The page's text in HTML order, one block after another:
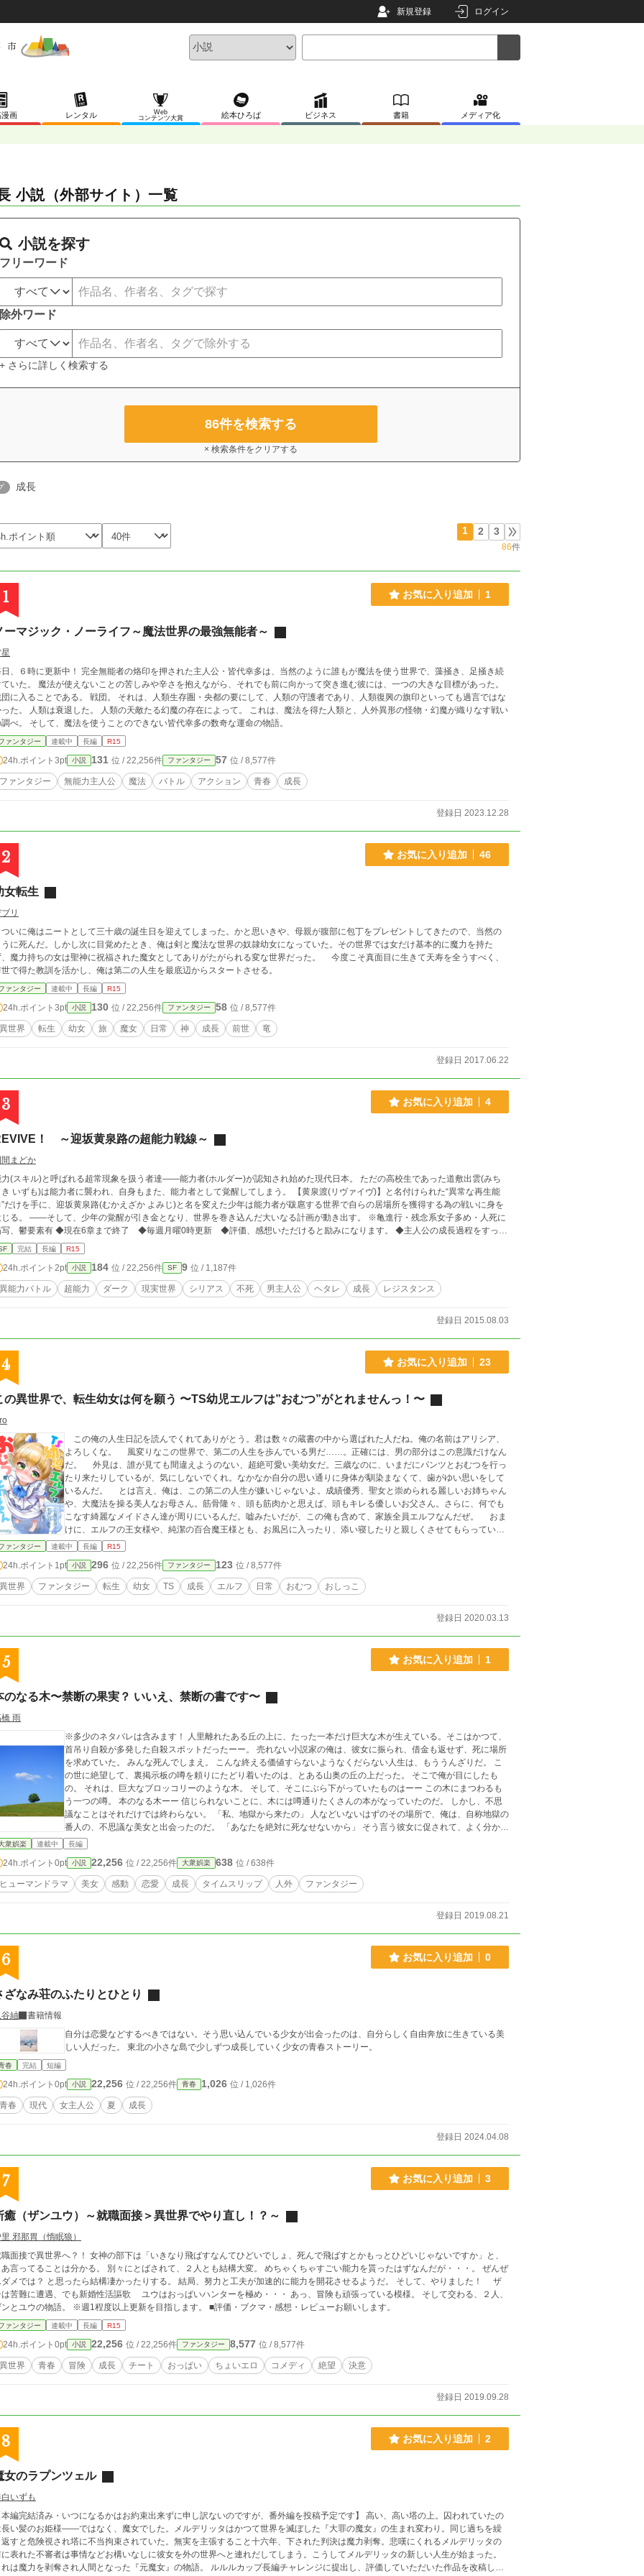
新規登録 ログイン
画 レンタル
Web
コンテンツ大賞
絵本ひろば ビジネス 書籍 メディア化
小説（外部サイト）一覧
小説を探す
フリーワード
除外ワード
+ さらに詳しく検索する
86件を検索する
× 検索条件をクリアする
成長
1 2 3
86件
1 お気に入り追加 1
ーマジック・ノーライフ～魔法世界の最強無能者～
新中！ 完全無能者の烙印を押された主人公・皆代幸多は、当然のように誰もが魔法を使う世界で、藻掻き、足掻き続
いた。 魔法が使えないことの苦しみや辛さを抱えながら、それでも前に向かって突き進む彼には、一つの大きな目標があった。
に入ることである。 戦団。 それは、人類生存圏・央都の要にして、人類の守護者であり、人類復興の旗印といっても過言ではな
。 人類は衰退した。 人類の天敵たる幻魔の存在によって。 これは、魔法を得た人類と、人外異形の怪物・幻魔が織りなす戦い
べ。 そして、魔法を使うことのできない皆代幸多の数奇な運命の物語。
ァンタジー 連載中 長編 R15
24h.ポイント 3pt 小説 131 位 / 22,256件 ファンタジー 57 位 / 8,577件
ファンタジー 無能力主人公 魔法 バトル アクション 青春 成長
登録日 2023.12.28
2 お気に入り追加 46
女転生
リ
いに俺はニートとして三十歳の誕生日を迎えてしまった。かと思いきや、母親が腹部に包丁をプレゼントしてきたので、当然の
に死んだ。しかし次に目覚めたとき、俺は剣と魔法な世界の奴隷幼女になっていた。その世界では女だけ基本的に魔力を持た
魔力持ちの女は聖神に祝福された魔女としてありがたがられる変な世界だった。 今度こそ真面目に生きて天寿を全うすべく、
で得た教訓を活かし、俺は第二の人生を最底辺からスタートさせる。
ァンタジー 連載中 長編 R15
24h.ポイント 3pt 小説 130 位 / 22,256件 ファンタジー 58 位 / 8,577件
異世界 転生 幼女 旅 魔女 日常 神 成長 前世 竜
登録日 2017.06.22
3 お気に入り追加 4
！ ～迎坂黄泉路の超能力戦線～
まどか
力(スキル)と呼ばれる超常現象を扱う者達――能力者(ホルダー)が認知され始めた現代日本。 ただの高校生であった道敷出雲(みち
いずも)は能力者に襲われ、自身もまた、能力者として覚醒してしまう。 【黄泉渡(リヴァイヴ)】と名付けられた“異常な再生能
だけを手に、迎坂黄泉路(むかえざか よみじ)と名を変えた少年は能力者が跋扈する世界で自らの居場所を獲得する為の戦いに身を
き金となり、世界を巻き込んだ大いなる計画が動き出す。 ※亀進行・残念系女子多め・人死に
写、鬱要素有 ◆現在6章まで終了 ◆毎週月曜0時更新 ◆評価、感想いただけると励みになります。 ◆主人公の成長過程をすっ飛
たい方は序章・1章・2章を読んだ後に6章まで飛ぶと大幅ショートカットになります。
完結 長編 R15
24h.ポイント 2pt 小説 184 位 / 22,256件 SF 9 位 / 1,187件
異能力バトル 超能力 ダーク 現実世界 シリアス 不死 男主人公 ヘタレ 成長 レジスタンス
登録日 2015.08.03
4 お気に入り追加 23
の異世界で、転生幼女は何を願う 〜TS幼児エルフは”おむつ”がとれませんっ！〜
この俺の人生日記を読んでくれてありがとう。君は数々の蔵書の中から選ばれた人だね。俺の名前はアリシア、
よろしくな。 風変りなこの世界で、第二の人生を歩んでいる男だ……。正確には、男の部分はこの意識だけなん
だ。 外見は、誰が見ても間違えようのない、超絶可愛い美幼女だ。三歳なのに、いまだにパンツとおむつを行っ
たり来たりしているが、気にしないでくれ。なかなか自分の思い通りに身体が馴染まなくて、歯がゆい思いをして
いるんだ。 とは言え、俺は、この第二の人生が嫌いじゃないよ。成績優秀、聖女と崇められる麗しいお姉ちゃん
や、大魔法を操る美人なお母さん。筋骨隆々、頭も筋肉かと思えば、頭もキレる優しいお父さん。さらに、何でも
こなす綺麗なメイドさん達が周りにいるんだ。嘘みたいだが、この俺も含めて、家族全員エルフなんだぜ。 おま
けに、エルフの王女様や、純潔の百合魔王様とも、お風呂に入ったり、添い寝したりと親しくさせてもらってい
る。 俺は、家族やたくさんの仲間に愛されながら、スクスク成長しているから、ずっとこのままで良いと思って
れる危険な目にも度々遭遇したけどね。世に言う、チートだとかギフトみたいなものを俺も使えるけど、これがま
た使いづらい。肝心な時しか使えない上に、命まで削ってきやがる。この力のおかげで、俺は危機を脱する事が出
来たんで、文句は言えないがな。 そんな力に頼らなくても、俺は、チート級の両親の子供だ。多分、成長すれば
くのか、この綴られる日記に新しいページが生まれるまで、期待して待っていてくれ。あぁ、そう言えば、この日
俺の女児ボディが覚めそうなんで、この辺で失礼するよ。長い俺の人生日記だけど、いろんな思いが詰まっている
んだ。 君が、最後まで読んで、この俺と分かち合ってくれる事を願っているよ。 それじゃ、この先で！
ァンタジー 連載中 長編 R15
24h.ポイント 1pt 小説 296 位 / 22,256件 ファンタジー 123 位 / 8,577件
異世界 ファンタジー 転生 幼女 TS 成長 エルフ 日常 おむつ おしっこ
登録日 2020.03.13
5 お気に入り追加 1
のなる木〜禁断の果実？ いいえ、禁断の書です〜
雨
※多少のネタバレは含みます！ 人里離れたある丘の上に、たった一本だけ巨大な木が生えている。そこはかつて、
首吊り自殺が多発した自殺スポットだったーー。 売れない小説家の俺は、彼女に振られ、借金も返せず、死に場所
を求めていた。 みんな死んでしまえ。 こんな終える価値すらないようなくだらない人生は、もううんざりだ。 こ
の世に絶望して、裏掲示板の噂を頼りにたどり着いたのは、とある山奥の丘の上だった。 そこで俺が目にしたも
の。 それは、巨大なブロッコリーのような木。 そして、そこにぶら下がっていたものはーー この木にまつわるも
う一つの噂。 本のなる木ーー 信じられないことに、木には噂通りたくさんの本がなっていたのだ。 しかし、不思
議なことはそれだけでは終わらない。 「私、地獄から来たの」 人などいないはずのその場所で、俺は、自称地獄の
番人の、不思議な美女と出会ったのだ。 「あなたを絶対に死なせないから」 そう言う彼女に促されて、よく分から
ないまま俺が木に触れると、今までピクリともしなかった本がドサリと落ちて、次の瞬間まばゆい輝きを放った。
1冊目は、コンビ二のバイト店員の物語。たった一人で認知症の祖母を養うために朝から晩まで働く高校生が主人
公の世界へ。 2冊目は、中学時代の同級生の娘の物語。顔に極度のコンプレックスを持つ、いじめられている女子
中学生が主人公の世界へ。 そのどちらも俺の人生が霞むくらいに壮絶なものだった。 そして、不思議なことにどの
由梨を救うことができるのか。大切な人の過去を変えることができるのか。 そして、自分の未来を変えることがで
衆娯楽 連載中 長編
24h.ポイント 0pt 小説 22,256 位 / 22,256件 大衆娯楽 638 位 / 638件
ヒューマンドラマ 美女 感動 恋愛 成長 タイムスリップ 人外 ファンタジー
登録日 2019.08.21
6 お気に入り追加 0
ざなみ荘のふたりとひとり
紬
書籍情報
自分は恋愛などするべきではない。そう思い込んでいる少女が出会ったのは、自分らしく自由奔放に生きている美
しい人だった。 東北の小さな島で少しずつ成長していく少女の青春ストーリー。
春 完結 短編
24h.ポイント 0pt 小説 22,256 位 / 22,256件 青春 1,026 位 / 1,026件
青春 現代 女主人公 夏 成長
登録日 2024.04.08
7 お気に入り追加 3
癒（ザンユウ）～就職面接＞異世界でやり直し！？～
邪那胃（惰眠狼）
世界へ？！ 女神の部下は「いきなり飛ばすなんてひどいでしょ、死んで飛ばすとかもっとひどいじゃないですか」と、
ることは分かる。 別々にとばされて、２人とも結構大変。 めちゃくちゃすごい能力を貰ったはずなんだが・・・。 ぜんぜ
では？ と思ったら結構凄かったりする。 結局、努力と工夫が加速的に能力を開花させるようだ。 そして、やりました！ ザ
苦難に遭遇、でも新婚性活謳歌 ユウはおっぱいハンターを極め・・・ あっ、冒険も頑張っている模様。 そして交わる、２人、
ザンとユウの物語。 ※週1程度以上更新を目指します。 ■評価・ブクマ・感想・レビューお願いします。
ァンタジー 連載中 長編 R15
24h.ポイント 0pt 小説 22,256 位 / 22,256件 ファンタジー 8,577 位 / 8,577件
異世界 青春 冒険 成長 チート おっぱい ちょいエロ コメディ 絶望 決意
登録日 2019.09.28
8 お気に入り追加 2
女のラプンツェル
いずも
編完結済み・いつになるかはお約束出来ずに申し訳ないのですが、番外編を投稿予定です】 高い、高い塔の上。囚われていたの
長い髪のお姫様――ではなく、魔女でした。メルデリッタはかつて世界を滅ぼした『大罪の魔女』の生まれ変わり。同じ過ちを繰
すと危険視され塔に不当拘束されていた。無実を主張すること十六年、下された判決は魔力剥奪。悲嘆にくれるメルデリッタの
表れた不審者は事情などお構いなしに彼女を外の世界へと連れだしてしまう。こうしてメルデリッタの新しい人生が始まった。
は魔力を剥奪され人間となった『元魔女』の物語。 ルルルカップ長編チャレンジに提出し、評価していただいた作品を改稿した